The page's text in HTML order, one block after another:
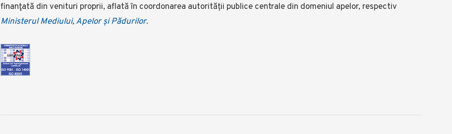
finanţată din venituri proprii, aflată în coordonarea autorității publice centrale din domeniul apelor, respectiv
Ministerul Mediului, Apelor și Pădurilor.